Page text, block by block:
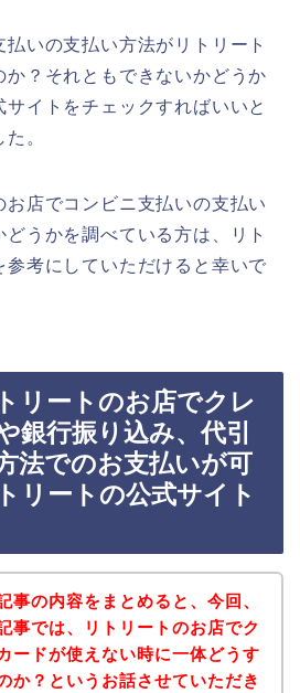
いの支払い方法がリトリート
？それともできないかどうか
イトをチェックすればいいと
。
お店でコンビニ支払いの支払い
うかを調べている方は、リト
参考にしていただけると幸いで
リートのお店でクレ
銀行振り込み、代引
法でのお支払いが可
リートの公式サイト
事の内容をまとめると、今回、
事では、リトリートのお店でク
ードが使えない時に一体どうす
か？というお話させていただき